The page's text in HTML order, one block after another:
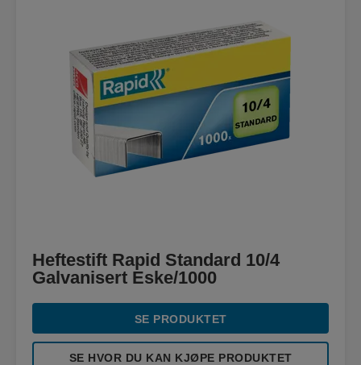
Heftestift Rapid Standard 10/4
Galvanisert Eske/1000
SE PRODUKTET
SE HVOR DU KAN KJØPE PRODUKTET